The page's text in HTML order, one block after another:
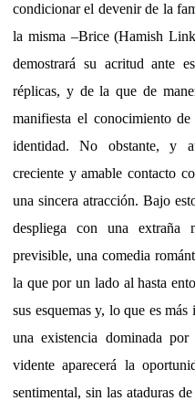
condicionar el devenir de la
la misma –Brice (Hamish
demostrará su acritud ante
réplicas, y de la que de
manifiesta el conocimiento
identidad. No obstante, y
creciente y amable contacto
una sincera atracción. Bajo
despliega con una
previsible, una comedia
la que por un lado al hasta
sus esquemas y, lo que es
una existencia dominada
vidente aparecerá la
sentimental, sin las ataduras